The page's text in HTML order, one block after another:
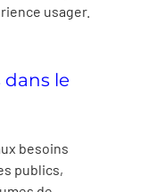
usager.
dans le
besoins
publics,